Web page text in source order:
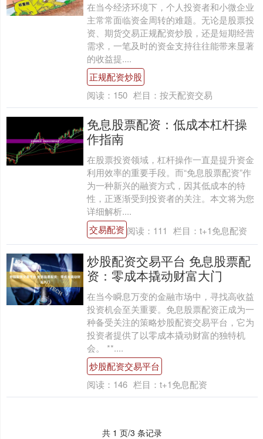
在当今经济环境下，个人投资者和小微企业
主常常面临资金周转的难题。无论是股票投
资、期货交易正规配资炒股，还是短期经营
需求，一笔及时的资金支持往往能带来显著
的收益提....
正规配资炒股
阅读： 150 栏目： 按天配资交易
免息股票配资：低成本杠杆操
作指南
在股票投资领域，杠杆操作一直是提升资金
利用效率的重要手段。而“免息股票配资”作
为一种新兴的融资方式，因其低成本的特
性，正逐渐受到投资者的关注。本文将为您
详细解析....
交易配资 阅读： 111 栏目： t+1免息配资
炒股配资交易平台 免息股票配
资：零成本撬动财富大门
在当今瞬息万变的金融市场中，寻找高收益
投资机会至关重要。免息股票配资正成为一
种备受关注的策略炒股配资交易平台，它为
投资者提供了以零成本撬动财富的独特机
会。 **....
炒股配资交易平台
阅读： 146 栏目： t+1免息配资
共 1 页/3 条记录